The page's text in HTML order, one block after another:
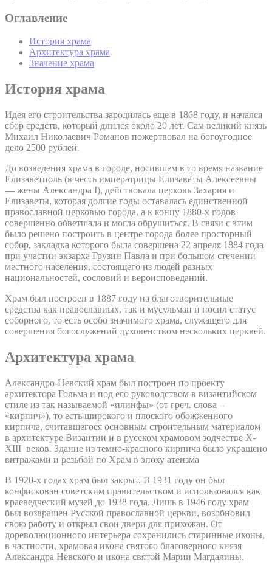
Оглавление
История храма
Архитектура храма
Значение храма
История храма
Идея его строительства зародилась еще в 1868 году, и начался
сбор средств, который длился около 20 лет. Сам великий князь
Михаил Николаевич Романов пожертвовал на богоугодное
дело 2500 рублей.
До возведения храма в городе, носившем в то время название
Елизаветполь (в честь императрицы Елизаветы Алексеевны
— жены Александра I), действовала церковь Захария и
Елизаветы, которая долгие годы оставалась единственной
православной церковью города, а к концу 1880-х годов
совершенно обветшала и могла обрушиться. В связи с этим
было решено построить в центре города более просторный
собор, закладка которого была совершена 22 апреля 1884 года
при участии экзарха Грузии Павла и при большом стечении
местного населения, состоящего из людей разных
национальностей, сословий и вероисповеданий.
Храм был построен в 1887 году на благотворительные
средства как православных, так и мусульман и носил статус
соборного, то есть особо значимого храма, служащего для
совершения богослужений духовенством нескольких церквей.
Архитектура храма
Александро-Невский храм был построен по проекту
архитектора Гольма и под его руководством в византийском
стиле из так называемой «плинфы» (от греч. слова –
«кирпич»), то есть широкого и плоского обожженного
кирпича, считавшегося основным строительным материалом
в архитектуре Византии и в русском храмовом зодчестве X-
XIII веков. Здание из темно-красного кирпича было украшено
витражами и резьбой по Храм в эпоху атеизма
В 1920-х годах храм был закрыт. В 1931 году он был
конфискован советским правительством и использовался как
краеведческий музей до 1938 года. Лишь в 1946 году храм
был возвращен Русской православной церкви, возобновил
свою работу и открыл свои двери для прихожан. От
дореволюционного интерьера сохранились старинные иконы,
в частности, храмовая икона святого благоверного князя
Александра Невского и икона святой Марии Магдалины.